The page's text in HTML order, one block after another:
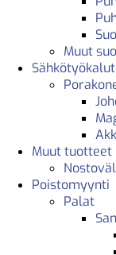
Muut
Sähkötyökalut
Muut tuotteet
Poistomyynti
Palat